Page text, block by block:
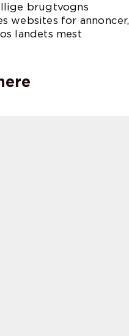
brugtvogns
websites for annoncer,
landets mest